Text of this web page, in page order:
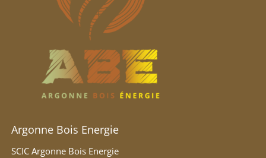
Argonne Bois Energie
SCIC Argonne Bois Energie